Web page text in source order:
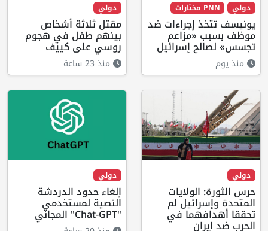
دولي PNN مختارات
يونيسف تتخذ إجراءات ضد
موظف بسبب «مزاعم
تجسس» لصالح إسرائيل
منذ يوم
دولي
مقتل ثلاثة أشخاص
بينهم طفل في هجوم
روسي على كييف
منذ 23 ساعة
دولي
حرس الثورة: الولايات
المتحدة وإسرائيل لم
تحققا أهدافهما في
الحرب ضد إيران
دولي
إلغاء حدود الدردشة
النصية لمستخدمي
"Chat-GPT" المجاني